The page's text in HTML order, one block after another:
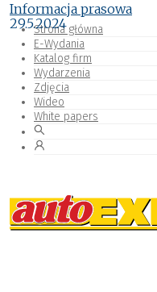
Strona główna
E-Wydania
Katalog firm
Wydarzenia
Zdjęcia
Wideo
White papers
Informacja prasowa
29.5.2024